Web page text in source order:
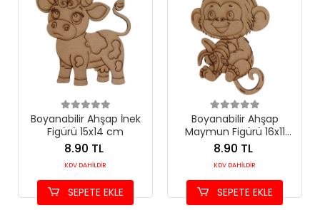
Boyanabilir Ahşap İnek
Figürü 15x14 cm
8.90 TL
KDV DAHİLDİR
SEPETE EKLE
Boyanabilir Ahşap
Maymun Figürü 16x11
cm
8.90 TL
KDV DAHİLDİR
SEPETE EKLE